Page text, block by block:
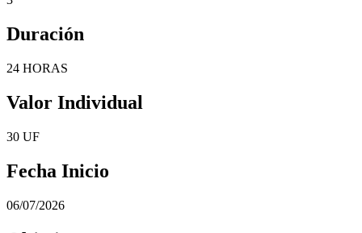
Duración
24 HORAS
Valor Individual
30 UF
Fecha Inicio
06/07/2026